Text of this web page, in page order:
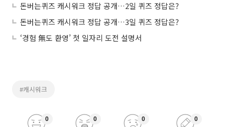
돈버는퀴즈 캐시워크 정답 공개…2일 퀴즈 정답은?
돈버는퀴즈 캐시워크 정답 공개…3일 퀴즈 정답은?
‘경험 無도 환영’ 첫 일자리 도전 설명서
#캐시워크
0 0 0 0